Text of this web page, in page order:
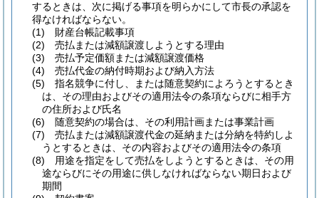
するときは、次に掲げる事項を明らかにして市長の承認を
得なければならない。
(1)
財産台帳記載事項
(2)
売払または減額譲渡しようとする理由
(3)
売払予定価額または減額譲渡価格
(4)
売払代金の納付時期および納入方法
(5)
指名競争に付し、または随意契約によろうとするとき
は、その理由およびその適用法令の条項ならびに相手方
の住所および氏名
(6)
随意契約の場合は、その利用計画または事業計画
(7)
売払または減額譲渡代金の延納または分納を特約しよ
うとするときは、その内容およびその適用法令の条項
(8)
用途を指定をして売払をしようとするときは、その用
途ならびにその用途に供しなければならない期日および
期間